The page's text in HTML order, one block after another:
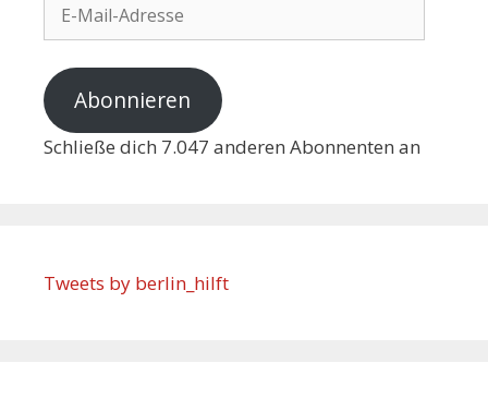
Abonnieren
Schließe dich 7.047 anderen Abonnenten an
Tweets by berlin_hilft